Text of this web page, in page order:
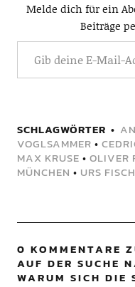
Melde dich für ein
Beiträge
SCHLAGWÖRTER
VOGLSAMMER •
MAX KRUSE • OLIVER
MÜNCHEN • URS
0 KOMMENTARE
AUF DER SUCHE
WARUM SICH DIE